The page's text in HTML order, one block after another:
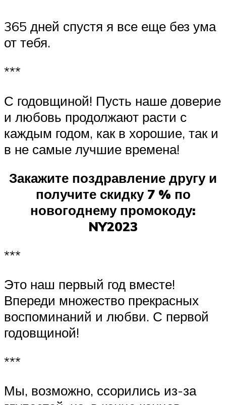
365 дней спустя я все еще без ума
от тебя.
***
С годовщиной! Пусть наше доверие
и любовь продолжают расти с
каждым годом, как в хорошие, так и
в не самые лучшие времена!
Закажите поздравление другу и
получите скидку 7 % по
новогоднему промокоду:
NY2023
***
Это наш первый год вместе!
Впереди множество прекрасных
воспоминаний и любви. С первой
годовщиной!
***
Мы, возможно, ссорились из-за